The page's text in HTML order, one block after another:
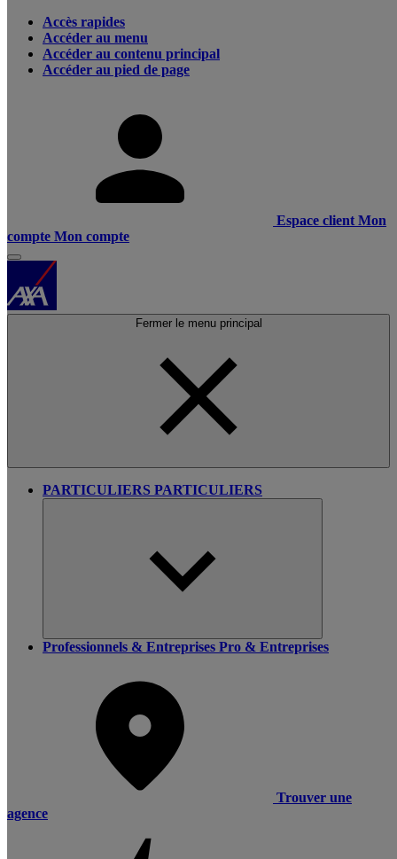
Accès rapides
Accéder au menu
Accéder au contenu principal
Accéder au pied de page
Espace client Mon
compte Mon compte
Fermer le menu principal
PARTICULIERS PARTICULIERS
Professionnels & Entreprises Pro & Entreprises
Trouver une
agence